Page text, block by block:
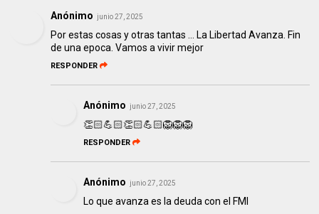
Anónimo junio 27, 2025
Por estas cosas y otras tantas ... La Libertad Avanza. Fin
de una epoca. Vamos a vivir mejor
RESPONDER
Anónimo junio 27, 2025
👏🏻💪🏻👏🏻💪🏻🦁🦁🦁
RESPONDER
Anónimo junio 27, 2025
Lo que avanza es la deuda con el FMI